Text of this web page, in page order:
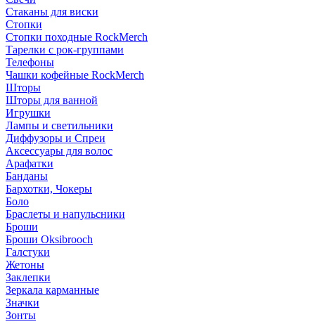
Стаканы для виски
Стопки
Стопки походные RockMerch
Тарелки с рок-группами
Телефоны
Чашки кофейные RockMerch
Шторы
Шторы для ванной
Игрушки
Лампы и светильники
Диффузоры и Спреи
Аксессуары для волос
Арафатки
Банданы
Бархотки, Чокеры
Боло
Браслеты и напульсники
Броши
Броши Oksibrooch
Галстуки
Жетоны
Заклепки
Зеркала карманные
Значки
Зонты